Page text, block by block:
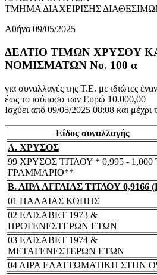
ΤΜΗΜΑ ΔΙΑΧΕΙΡΙΣΗΣ
Αθήνα 09/05/2025
ΔΕΛΤΙΟ ΤΙΜΩΝ ΧΡΥΣΟΥ
ΝΟΜΙΣΜΑΤΩΝ No. 100 α
για συναλλαγές της Τ.Ε. με ιδιώτες
έως το ισόποσο των Ευρώ 10.000,00
Ισχύει από 09/05/2025 08:08 και μέχρι
Είδος συναλλαγής
Α. ΧΡΥΣΟΣ
99 ΧΡΥΣΟΣ ΤΙΤΛΟΥ * 0,995 - 1,000
ΓΡΑΜΜΑΡΙΟ**
Β. ΛΙΡΑ ΑΓΓΛΙΑΣ ΤΙΤΛΟΥ 0,9166
01 ΠΑΛΑΙΑΣ ΚΟΠΗΣ
02 ΕΛΙΣΑΒΕΤ 1973 &
ΠΡΟΓΕΝΕΣΤΕΡΩΝ ΕΤΩΝ
03 ΕΛΙΣΑΒΕΤ 1974 &
ΜΕΤΑΓΕΝΕΣΤΕΡΩΝ ΕΤΩΝ
04 ΛΙΡΑ ΕΛΑΤΤΩΜΑΤΙΚΗ ΣΤΗΝ